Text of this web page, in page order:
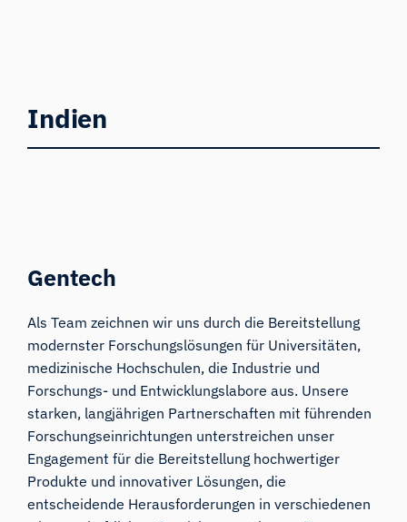
Indien
Gentech
Als Team zeichnen wir uns durch die Bereitstellung
modernster Forschungslösungen für Universitäten,
medizinische Hochschulen, die Industrie und
Forschungs- und Entwicklungslabore aus. Unsere
starken, langjährigen Partnerschaften mit führenden
Forschungseinrichtungen unterstreichen unser
Engagement für die Bereitstellung hochwertiger
Produkte und innovativer Lösungen, die
entscheidende Herausforderungen in verschiedenen